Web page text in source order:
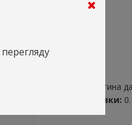
Тип кузову
Передня частина
Витрата плівки: